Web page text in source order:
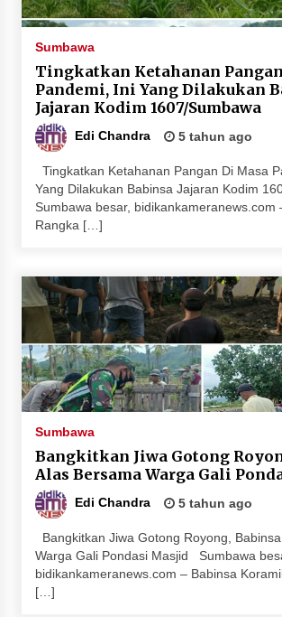
Juanda, Edukasi Masyarakat dalam Mengurus
HUT ke-46 Dekranas di Makassar, di Hadapan
Ny. Selvi Gibran Ketua Dekranasda Sumbawa
Promosikan Tenun Kre Alang
4 minggu ago
Bupati H. Jarot : Demi Keberlanjutan
Perumdam Batulanteh Akan Lakukan
Penyesuaian Tarif Air Minum
Prestasi Nasional, Polwan Polres Sumbawa
Bripda Vanesa Aprilia Renyaan, Sabet Juara II
Taekwondo Kapolri Cup ke-7
4 minggu ago
Sekretaris Bapperida, Dwi Rahayu, ST,. MM,.
Pimpin Rakor Aksi Konvergensi Percepatan
4 minggu ago
Wabup Ansori Apresiasi Rekomendasi dan
Pandangan Fraksi – Fraksi DPRD Sumbawa
4 minggu ago
Bupati Sumbawa Lepas 487 Atlet dari Berbagai
Cabor yang Akan Berjuang pada PORPROV XII
NTB 2026
Sumbawa
Tingkatkan Ketahanan
Pandemi, Ini Yang Dilakukan
Jajaran Kodim 1607/Sumbawa
Edi Chandra 5 tahun ago
Tingkatkan Ketahanan Pangan Di Masa
Yang Dilakukan Babinsa Jajaran Kodim
Sumbawa besar, bidikankameranews.com
Rangka […]
Sumbawa
Bangkitkan Jiwa Gotong
Alas Bersama Warga Gali
Edi Chandra 5 tahun ago
Bangkitkan Jiwa Gotong Royong,
Warga Gali Pondasi Masjid Sumbawa
bidikankameranews.com – Babinsa
[…]